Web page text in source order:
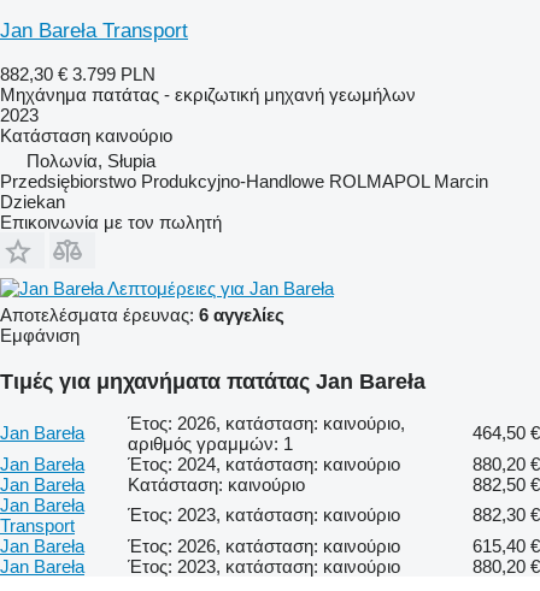
Jan Bareła Transport
882,30 € 3.799 PLN
Μηχάνημα πατάτας - εκριζωτική μηχανή γεωμήλων
2023
Κατάσταση καινούριο
Πολωνία, Słupia
Przedsiębiorstwo Produkcyjno-Handlowe ROLMAPOL Marcin
Dziekan
Επικοινωνία με τον πωλητή
Λεπτομέρειες για Jan Bareła
Αποτελέσματα έρευνας: 6 αγγελίες
Εμφάνιση
Τιμές για μηχανήματα πατάτας Jan Bareła
Jan Bareła
Έτος: 2026, κατάσταση: καινούριο,
αριθμός γραμμών: 1
464,50 €
Jan Bareła
Έτος: 2024, κατάσταση: καινούριο
880,20 €
Jan Bareła
Κατάσταση: καινούριο
882,50 €
Jan Bareła
Transport
Έτος: 2023, κατάσταση: καινούριο
882,30 €
Jan Bareła
Έτος: 2026, κατάσταση: καινούριο
615,40 €
Jan Bareła
Έτος: 2023, κατάσταση: καινούριο 880,20 €